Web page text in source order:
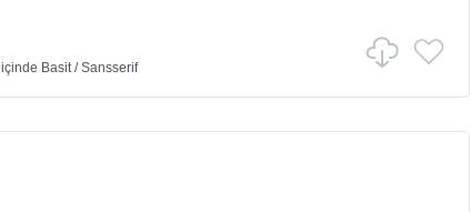
içinde Basit/Sansserif